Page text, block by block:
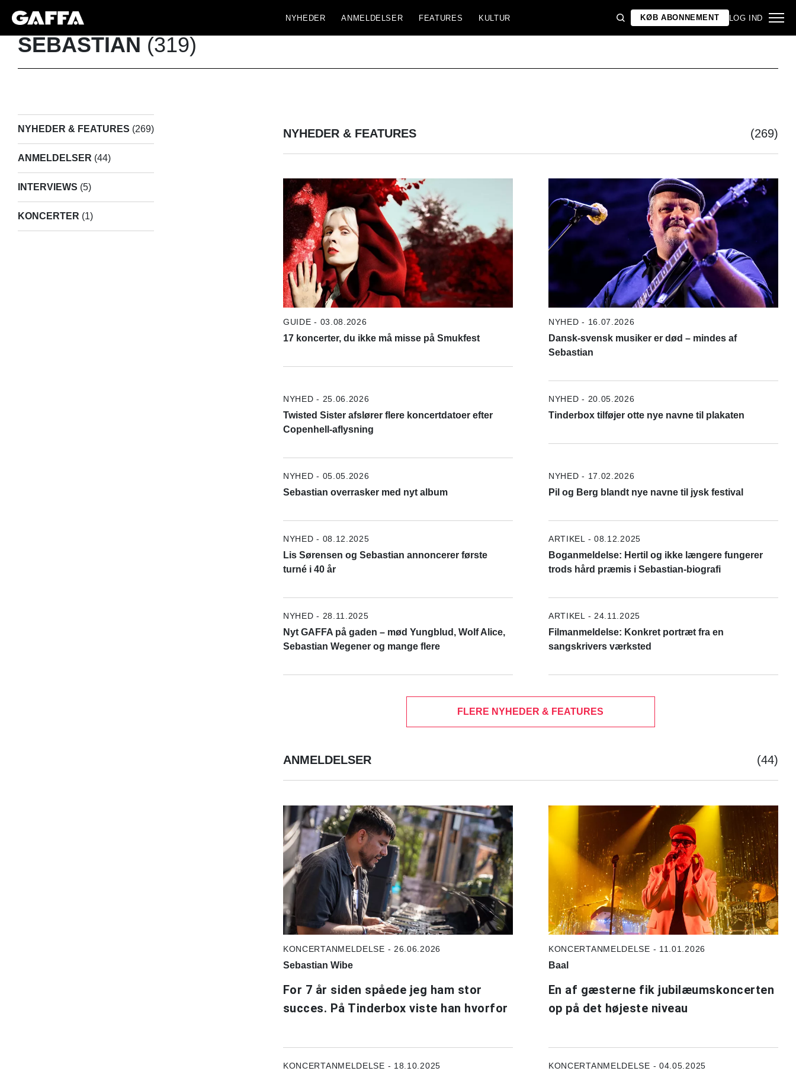
NYHEDER ANMELDELSER FEATURES KULTUR KØB ABONNEMENT LOG IND
SEBASTIAN (319)
NYHEDER & FEATURES (269)
ANMELDELSER (44)
INTERVIEWS (5)
KONCERTER (1)
NYHEDER & FEATURES (269)
GUIDE - 03.08.2026
17 koncerter, du ikke må misse på Smukfest
NYHED - 16.07.2026
Dansk-svensk musiker er død – mindes af
Sebastian
NYHED - 25.06.2026
Twisted Sister afslører flere koncertdatoer efter
Copenhell-aflysning
NYHED - 20.05.2026
Tinderbox tilføjer otte nye navne til plakaten
NYHED - 05.05.2026
Sebastian overrasker med nyt album
NYHED - 17.02.2026
Pil og Berg blandt nye navne til jysk festival
NYHED - 08.12.2025
Lis Sørensen og Sebastian annoncerer første
turné i 40 år
ARTIKEL - 08.12.2025
Boganmeldelse: Hertil og ikke længere fungerer
trods hård præmis i Sebastian-biografi
NYHED - 28.11.2025
Nyt GAFFA på gaden – mød Yungblud, Wolf Alice,
Sebastian Wegener og mange flere
ARTIKEL - 24.11.2025
Filmanmeldelse: Konkret portræt fra en
sangskrivers værksted
FLERE NYHEDER & FEATURES
ANMELDELSER (44)
KONCERTANMELDELSE - 26.06.2026
Sebastian Wibe
For 7 år siden spåede jeg ham stor
succes. På Tinderbox viste han hvorfor
KONCERTANMELDELSE - 11.01.2026
Baal
En af gæsterne fik jubilæumskoncerten
op på det højeste niveau
KONCERTANMELDELSE - 18.10.2025 KONCERTANMELDELSE - 04.05.2025